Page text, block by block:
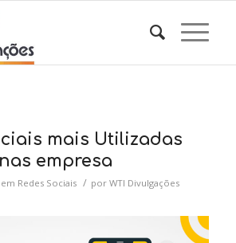
mais Utilizadas
empresa
em Redes Sociais / por WTI Divulgações